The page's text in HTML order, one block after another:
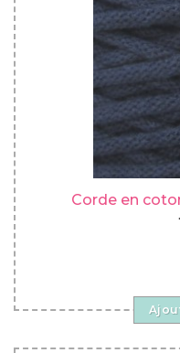
Corde en